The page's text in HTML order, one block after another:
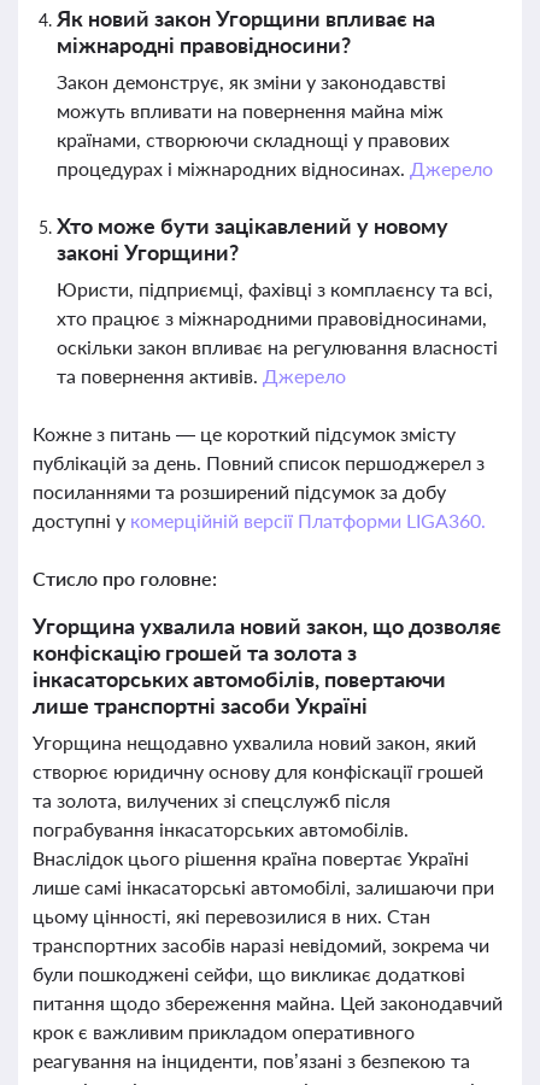
Як новий закон Угорщини впливає на
міжнародні правовідносини?
Закон демонструє, як зміни у законодавстві
можуть впливати на повернення майна між
країнами, створюючи складнощі у правових
процедурах і міжнародних відносинах. Джерело
Хто може бути зацікавлений у новому
законі Угорщини?
Юристи, підприємці, фахівці з комплаєнсу та всі,
хто працює з міжнародними правовідносинами,
оскільки закон впливає на регулювання власності
та повернення активів. Джерело
Кожне з питань — це короткий підсумок змісту
публікацій за день. Повний список першоджерел з
посиланнями та розширений підсумок за добу
доступні у комерційній версії Платформи LIGA360.
Стисло про головне:
Угорщина ухвалила новий закон, що дозволяє
конфіскацію грошей та золота з
інкасаторських автомобілів, повертаючи
лише транспортні засоби Україні
Угорщина нещодавно ухвалила новий закон, який
створює юридичну основу для конфіскації грошей
та золота, вилучених зі спецслужб після
пограбування інкасаторських автомобілів.
Внаслідок цього рішення країна повертає Україні
лише самі інкасаторські автомобілі, залишаючи при
цьому цінності, які перевозилися в них. Стан
транспортних засобів наразі невідомий, зокрема чи
були пошкоджені сейфи, що викликає додаткові
питання щодо збереження майна. Цей законодавчий
крок є важливим прикладом оперативного
реагування на інциденти, пов’язані з безпекою та